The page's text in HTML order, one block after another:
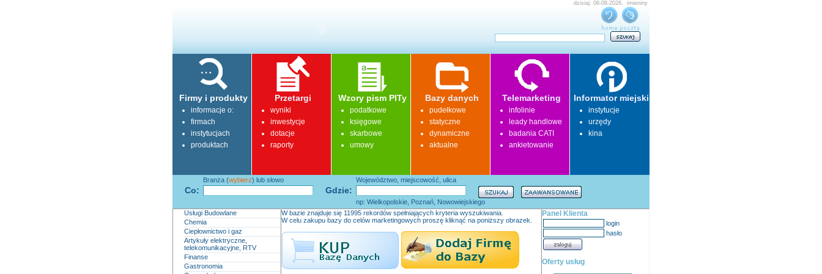
dzisiaj: 06-08-2026, imieniny
Firmy i produkty
informacje o:
firmach
instytucjach
produktach
Przetargi
wyniki
inwestycje
dotacje
raporty
Wzory pism PITy
podatkowe
księgowe
skarbowe
umowy
Bazy danych
pudełkowe
statyczne
dynamiczne
aktualne
Telemarketing
infolinie
leady handlowe
badania CATI
ankietowanie
Informator miejski
instytucje
urzędy
kina
Co: Gdzie:
Branża (wybierz) lub słowo Województwo, miejscowość, ulica
np: Wielkopolskie, Poznań, Nowowiejskiego
Usługi Budowlane
Chemia
Ciepłownictwo i gaz
Artykuły elektryczne,
telekomunikacyjne, RTV
Finanse
Gastronomia
W bazie znajduje się 11995 rekordów spełniających kryteria wyszukiwania.
W celu zakupu bazy do celów marketingowych proszę kliknąć na poniższy obrazek.
Panel Klienta
login
hasło
Oferty usług